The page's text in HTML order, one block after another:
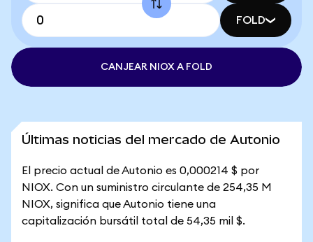
FOLD
CANJEAR NIOX A FOLD
Últimas noticias del mercado de Autonio
El precio actual de Autonio es 0,000214 $ por
NIOX. Con un suministro circulante de 254,35 M
NIOX, significa que Autonio tiene una
capitalización bursátil total de 54,35 mil $.